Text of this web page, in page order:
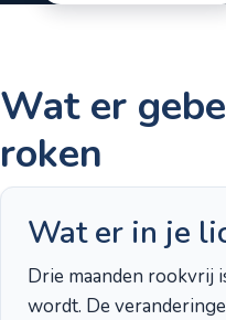
Wat er
roken
Wat er in je
Drie maanden rookvrij
wordt. De